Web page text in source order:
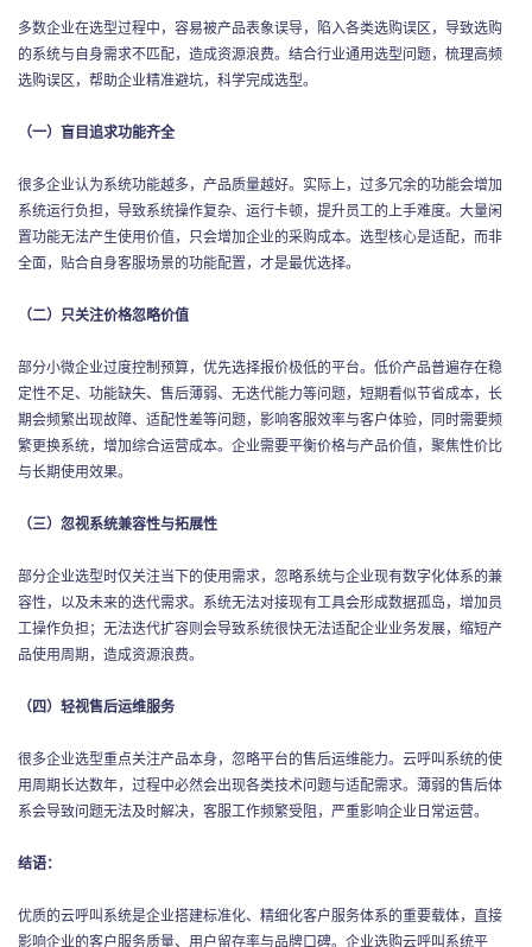
多数企业在选型过程中，容易被产品表象误导，陷入各类选购误区，导致选购
的系统与自身需求不匹配，造成资源浪费。结合行业通用选型问题，梳理高频
选购误区，帮助企业精准避坑，科学完成选型。
（一）盲目追求功能齐全
很多企业认为系统功能越多，产品质量越好。实际上，过多冗余的功能会增加
系统运行负担，导致系统操作复杂、运行卡顿，提升员工的上手难度。大量闲
置功能无法产生使用价值，只会增加企业的采购成本。选型核心是适配，而非
全面，贴合自身客服场景的功能配置，才是最优选择。
（二）只关注价格忽略价值
部分小微企业过度控制预算，优先选择报价极低的平台。低价产品普遍存在稳
定性不足、功能缺失、售后薄弱、无迭代能力等问题，短期看似节省成本，长
期会频繁出现故障、适配性差等问题，影响客服效率与客户体验，同时需要频
繁更换系统，增加综合运营成本。企业需要平衡价格与产品价值，聚焦性价比
与长期使用效果。
（三）忽视系统兼容性与拓展性
部分企业选型时仅关注当下的使用需求，忽略系统与企业现有数字化体系的兼
容性，以及未来的迭代需求。系统无法对接现有工具会形成数据孤岛，增加员
工操作负担；无法迭代扩容则会导致系统很快无法适配企业业务发展，缩短产
品使用周期，造成资源浪费。
（四）轻视售后运维服务
很多企业选型重点关注产品本身，忽略平台的售后运维能力。云呼叫系统的使
用周期长达数年，过程中必然会出现各类技术问题与适配需求。薄弱的售后体
系会导致问题无法及时解决，客服工作频繁受阻，严重影响企业日常运营。
结语：
优质的云呼叫系统是企业搭建标准化、精细化客户服务体系的重要载体，直接
影响企业的客户服务质量、用户留存率与品牌口碑。企业选购云呼叫系统平